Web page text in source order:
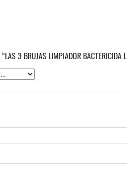
3 BRUJAS LIMPIADOR BACTERICIDA